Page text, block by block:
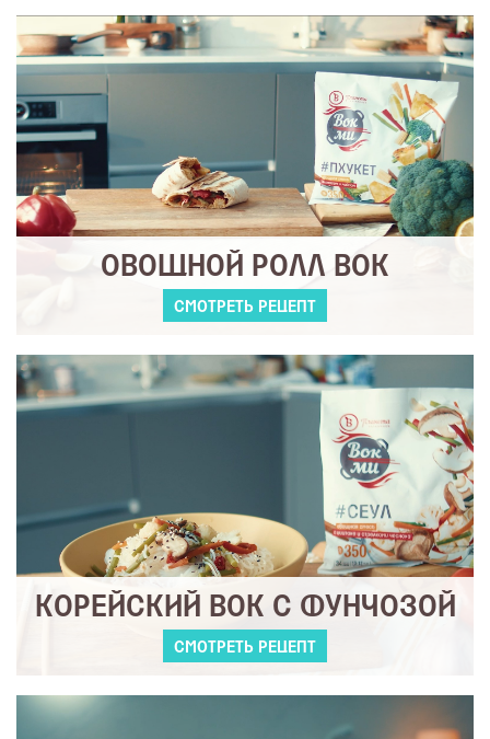
ОВОЩНОЙ РОЛЛ ВОК
СМОТРЕТЬ РЕЦЕПТ
КОРЕЙСКИЙ ВОК С ФУНЧОЗОЙ
СМОТРЕТЬ РЕЦЕПТ